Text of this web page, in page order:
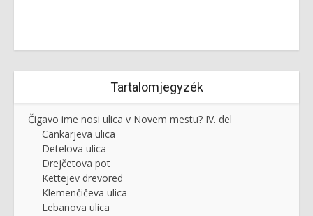
Tartalomjegyzék
Čigavo ime nosi ulica v Novem mestu? IV. del
Cankarjeva ulica
Detelova ulica
Drejčetova pot
Kettejev drevored
Klemenčičeva ulica
Lebanova ulica